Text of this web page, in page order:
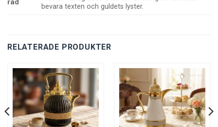
råd
bevara texten och guldets lyster.
RELATERADE PRODUKTER